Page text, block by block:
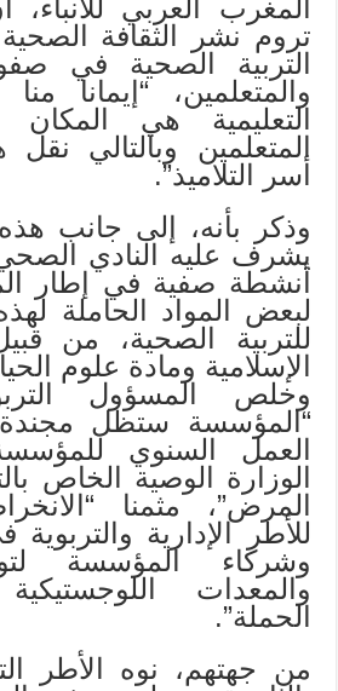
المغرب العربي
تروم نشر الثقافة
التربية الصحية في
والمتعلمين، “إيمانا
التعليمية هي المكان
المتعلمين وبالتالي
أسر التلاميذ”.
وذكر بأنه، إلى جانب
يشرف عليه النادي الصحي
أنشطة صفية في إطار
لبعض المواد الحاملة
للتربية الصحية، من
الإسلامية ومادة علوم
وخلص المسؤول
“المؤسسة ستظل مجندة
العمل السنوي
الوزارة الوصية الخاص
المرض”، مثمنا
للأطر الإدارية
وشركاء المؤسسة
والمعدات
الحملة”.
من جهتهم، نوه الأطر